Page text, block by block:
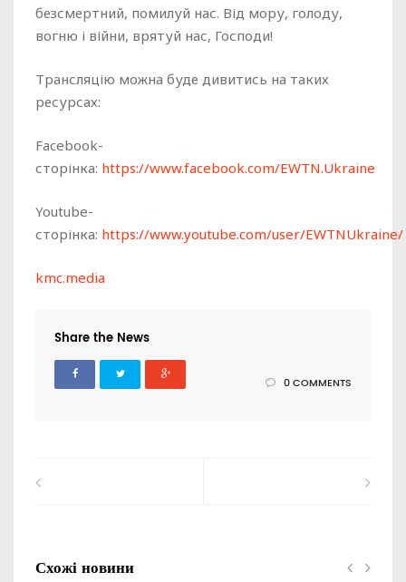
безсмертний, помилуй нас. Від мору, голоду,
вогню і війни, врятуй нас, Господи!
Трансляцію можна буде дивитись на таких
ресурсах:
Facebook-
сторінка: https://www.facebook.com/EWTN.Ukraine
Youtube-
сторінка: https://www.youtube.com/user/EWTNUkraine/
kmc.media
Share the News
0 COMMENTS
Схожі новини